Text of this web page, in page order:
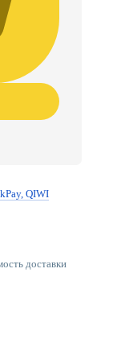
QIWI
доставки